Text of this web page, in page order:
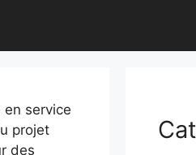
service
projet
des